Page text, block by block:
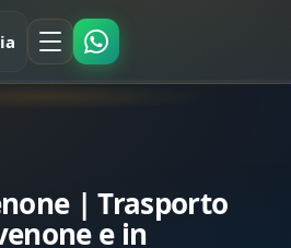
| Trasporto
e in